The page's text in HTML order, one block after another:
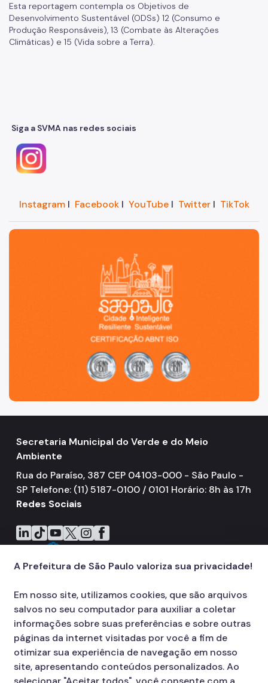
Esta reportagem contempla os Objetivos de
Desenvolvimento Sustentável (ODSs) 12 (Consumo e
Produção Responsáveis), 13 (Combate às Alterações
Climáticas) e 15 (Vida sobre a Terra).
Siga a SVMA nas redes sociais
InstagramI FacebookI YouTubeI TwitterI TikTok
São Paulo, cidade inteligente, resiliente e sustentável
Secretaria Municipal do Verde e do Meio
Ambiente
Rua do Paraíso, 387 CEP 04103-000 - São Paulo -
SP Telefone: (11) 5187-0100 / 0101 Horário: 8h às 17h
Redes Sociais
Icone do LinkedIn
Icone do TikTok
Icone do YouTube
Icone do X
Icone do Instagram
Icone do Facebook
A Prefeitura de São Paulo valoriza sua privacidade!
Em nosso site, utilizamos cookies, que são arquivos
salvos no seu computador para auxiliar a coletar
informações sobre suas preferências e sobre outras
páginas da internet visitadas por você a fim de
otimizar sua experiência de navegação em nosso
site, apresentando conteúdos personalizados. Ao